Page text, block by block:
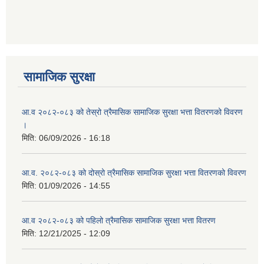
सामाजिक सुरक्षा
आ.व २०८२-०८३ को तेस्रो त्रैमासिक सामाजिक सुरक्षा भत्ता वितरणको विवरण
।
मिति: 06/09/2026 - 16:18
आ.व. २०८२-०८३ को दोस्रो त्रैमासिक सामाजिक सुरक्षा भत्ता वितरणको विवरण
मिति: 01/09/2026 - 14:55
आ.व २०८२-०८३ को पहिलो त्रैमासिक सामाजिक सुरक्षा भत्ता वितरण
मिति: 12/21/2025 - 12:09